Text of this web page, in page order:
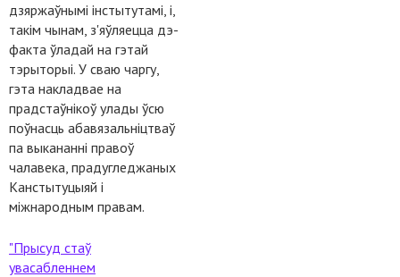
дзяржаўнымі інстытутамі, і,
такім чынам, з'яўляецца дэ-
факта ўладай на гэтай
тэрыторыі. У сваю чаргу,
гэта накладвае на
прадстаўнікоў улады ўсю
поўнасць абавязальніцтваў
па выкананні правоў
чалавека, прадугледжаных
Канстытуцыяй і
міжнародным правам.
"Прысуд стаў
увасабленнем